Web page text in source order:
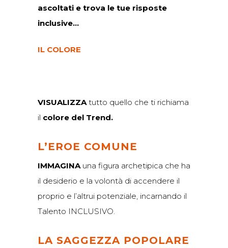
ascoltati e trova le tue risposte
inclusive…
IL COLORE
VISUALIZZAtutto quello che ti richiama
il colore del Trend.
L’EROE COMUNE
IMMAGINAuna figura archetipica che ha
il desiderio e la volontà di accendere il
proprio e l’altrui potenziale, incarnando il
Talento INCLUSIVO.
LA SAGGEZZA POPOLARE